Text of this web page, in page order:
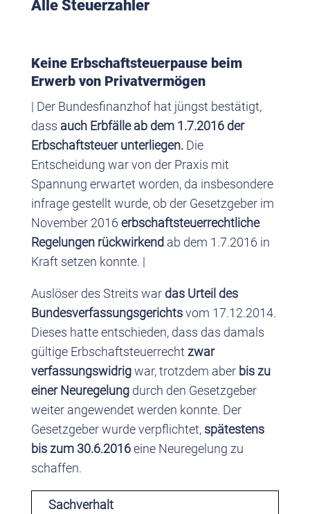
Alle Steuerzahler
Keine Erbschaftsteuerpause beim
Erwerb von Privatvermögen
| Der Bundesfinanzhof hat jüngst bestätigt,
dass auch Erbfälle ab dem 1.7.2016 der
Erbschaftsteuer unterliegen.Die
Entscheidung war von der Praxis mit
Spannung erwartet worden, da insbesondere
infrage gestellt wurde, ob der Gesetzgeber im
November 2016 erbschaftsteuerrechtliche
Regelungen rückwirkend ab dem 1.7.2016 in
Kraft setzen konnte. |
Auslöser des Streits war das Urteil des
Bundesverfassungsgerichtsvom 17.12.2014.
Dieses hatte entschieden, dass das damals
gültige Erbschaftsteuerrecht zwar
verfassungswidrigwar, trotzdem aber bis zu
einer Neuregelungdurch den Gesetzgeber
weiter angewendet werden konnte. Der
Gesetzgeber wurde verpflichtet, spätestens
bis zum 30.6.2016eine Neuregelung zu
schaffen.
Sachverhalt